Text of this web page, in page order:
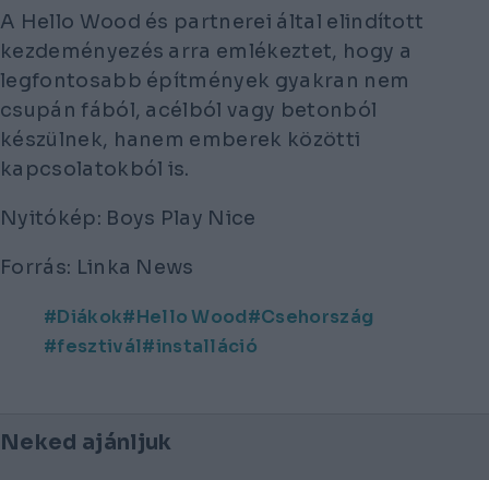
A Hello Wood és partnerei által elindított
kezdeményezés arra emlékeztet, hogy a
legfontosabb építmények gyakran nem
csupán fából, acélból vagy betonból
készülnek, hanem emberek közötti
kapcsolatokból is.
Nyitókép: Boys Play Nice
Forrás: Linka News
Diákok Hello Wood
Csehország
fesztivál
installáció
Neked ajánljuk